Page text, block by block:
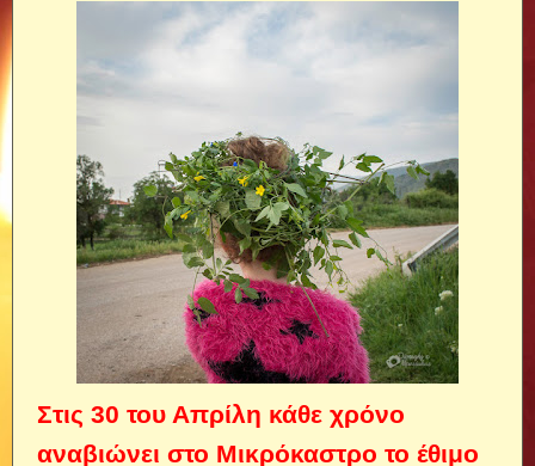
Στις 30 του Απρίλη κάθε χρόνο
αναβιώνει στο Μικρόκαστρο το έθιμο